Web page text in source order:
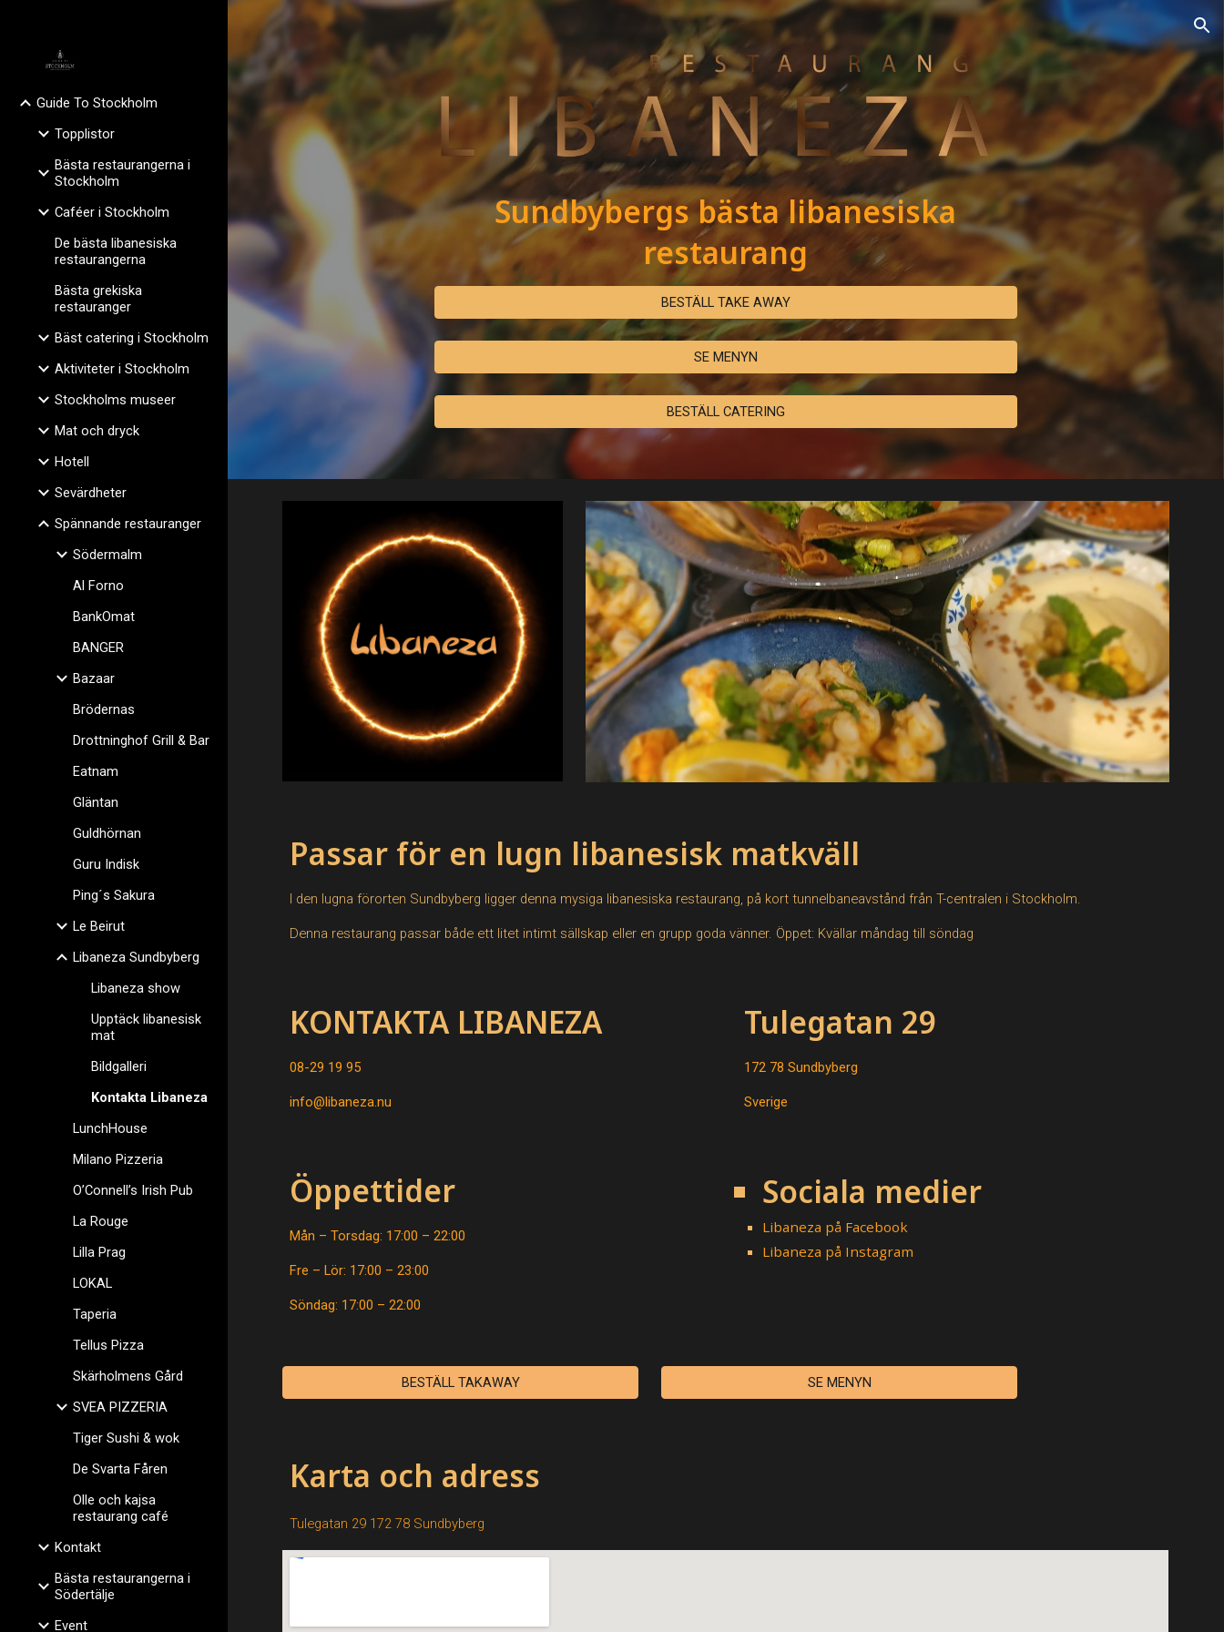
Skip to main content Skip to navigation
Guide To Stockholm
Topplistor
Bästa restaurangerna i
Stockholm
Caféer i Stockholm
De bästa libanesiska
restaurangerna
Bästa grekiska
restauranger
Bäst catering i Stockholm
Aktiviteter i Stockholm
Stockholms museer
Mat och dryck
Hotell
Sevärdheter
Spännande restauranger
Södermalm
Al Forno
BankOmat
BANGER
Bazaar
Brödernas
Drottninghof Grill & Bar
Eatnam
Gläntan
Guldhörnan
Guru Indisk
Ping´s Sakura
Le Beirut
Libaneza Sundbyberg
Libaneza show
Upptäck libanesisk
mat
Bildgalleri
Kontakta Libaneza
LunchHouse
Milano Pizzeria
O’Connell’s Irish Pub
La Rouge
Lilla Prag
LOKAL
Taperia
Tellus Pizza
Skärholmens Gård
SVEA PIZZERIA
Tiger Sushi & wok
De Svarta Fåren
Olle och kajsa
restaurang café
Kontakt
Bästa restaurangerna i
Södertälje
Event
Sundbybergs bästa libanesiska
restaurang
BESTÄLL TAKE AWAY
SE MENYN
BESTÄLL CATERING
Passar för en lugn libanesisk matkväll​
I den lugna förorten Sundbyberg ligger denna mysiga libanesiska restaurang, på kort tunnelbaneavstånd från T-centralen i Stockholm.
Denna restaurang passar både ett litet intimt sällskap eller en grupp goda vänner. Öppet: Kvällar måndag till söndag
KONTAKTA LIBANEZA
08-29 19 95
info@libaneza.nu
Tulegatan 29
172 78 Sundbyberg
Sverige
Öppettider
Mån – Torsdag: 17:00 – 22:00
Fre – Lör: 17:00 – 23:00
Söndag: 17:00 – 22:00
Sociala medier
Libaneza på Facebook
Libaneza på Instagram
BESTÄLL TAKAWAY SE MENYN
Karta och adress
Tulegatan 29 172 78 Sundbyberg